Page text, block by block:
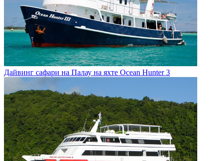
Дайвинг сафари на Палау на яхте Ocean Hunter 3